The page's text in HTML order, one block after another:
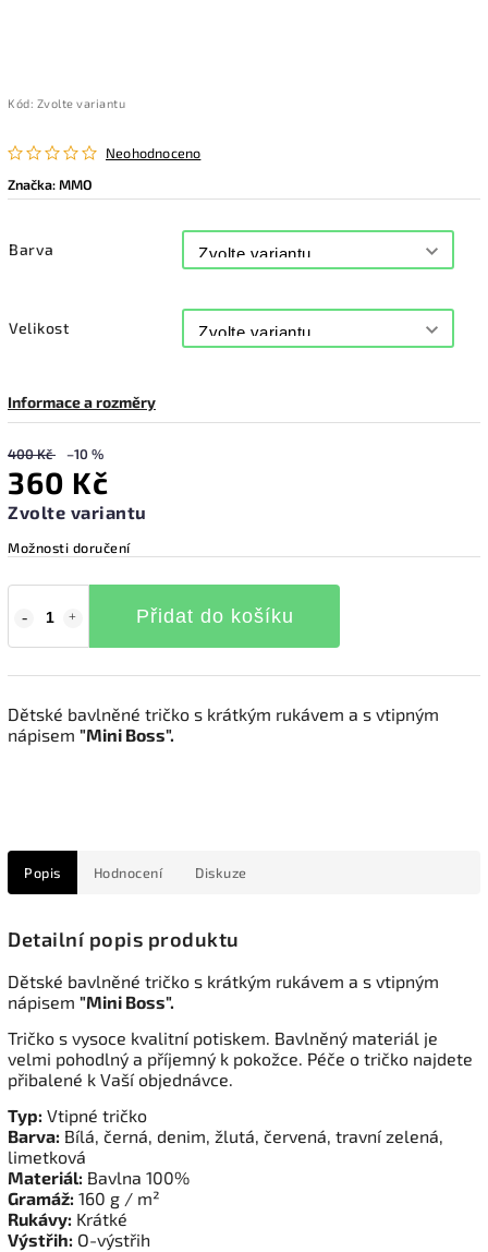
Kód: Zvolte variantu
Neohodnoceno
Značka:MMO
Barva
Velikost
Informace a rozměry
400 Kč –10 %
360 Kč
Zvolte variantu
Možnosti doručení
Přidat do košíku
Dětské bavlněné tričko s krátkým rukávem a s vtipným
nápisem "Mini Boss".
Popis Hodnocení Diskuze
Detailní popis produktu
Dětské bavlněné tričko s krátkým rukávem a s vtipným
nápisem "Mini Boss".
Tričko s vysoce kvalitní potiskem. Bavlněný materiál je
velmi pohodlný a příjemný k pokožce. Péče o tričko najdete
přibalené k Vaší objednávce.
Typ: Vtipné tričko
Barva: Bílá, černá, denim, žlutá, červená, travní zelená,
limetková
Materiál: Bavlna 100%
Gramáž: 160 g / m²
Rukávy: Krátké
Výstřih: O-výstřih